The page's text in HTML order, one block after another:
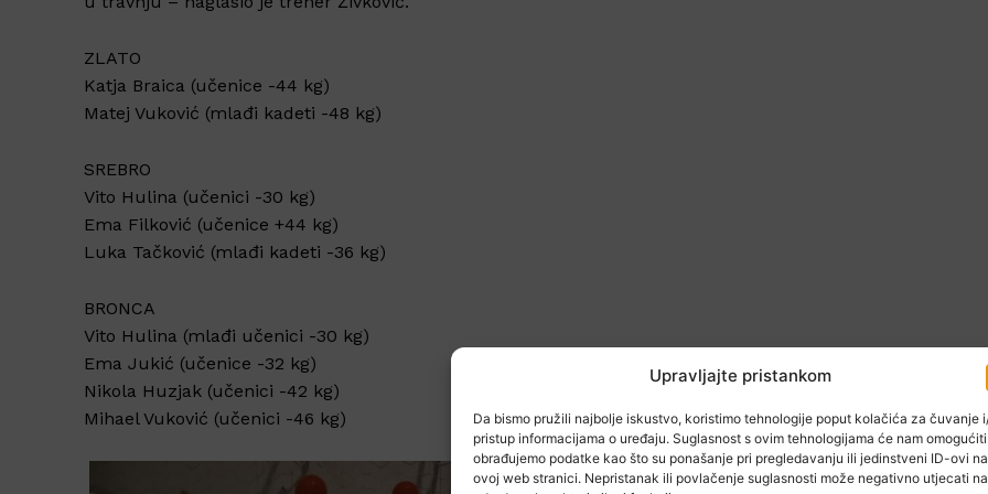
Upravljajte pristankom
Da bismo pružili najbolje iskustvo, koristimo tehnologije poput kolačića za čuvanje
pristup informacijama o uređaju. Suglasnost s ovim tehnologijama će nam
obrađujemo podatke kao što su ponašanje pri pregledavanju ili jedinstveni ID-ovi na
ovoj web stranici. Nepristanak ili povlačenje suglasnosti može negativno utjecati na
ZLATO
Katja Braica (učenice -44 kg)
Matej Vuković (mlađi kadeti -48 kg)
SREBRO
Vito Hulina (učenici -30 kg)
Ema Filković (učenice +44 kg)
Luka Tačković (mlađi kadeti -36 kg)
BRONCA
Vito Hulina (mlađi učenici -30 kg)
Ema Jukić (učenice -32 kg)
Nikola Huzjak (učenici -42 kg)
Mihael Vuković (učenici -46 kg)